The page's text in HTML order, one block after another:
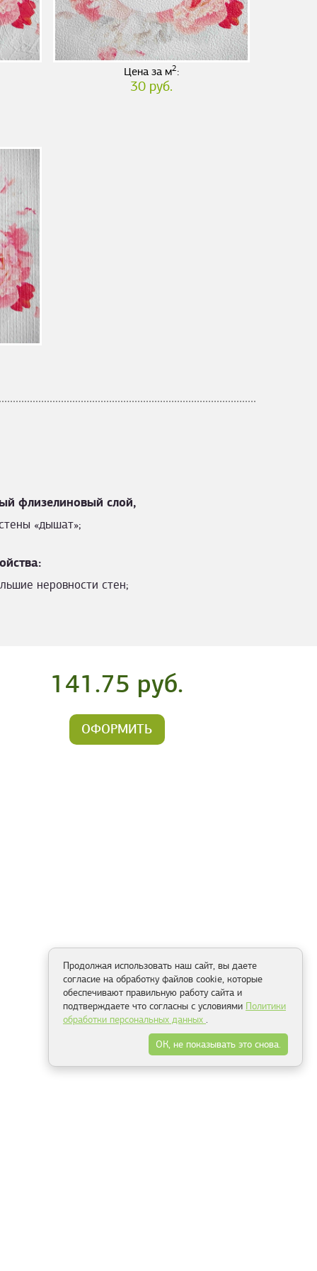
Цена за м2:
30 руб.
флизелиновый слой,
«дышат»;
неровности стен;
141.75 руб.
ОФОРМИТЬ
Продолжая использовать наш сайт, вы даете
согласие на обработку файлов cookie, которые
обеспечивают правильную работу сайта и
подтверждаете что согласны с условиями Политики
обработки персональных данных .
ОК, не показывать это снова.